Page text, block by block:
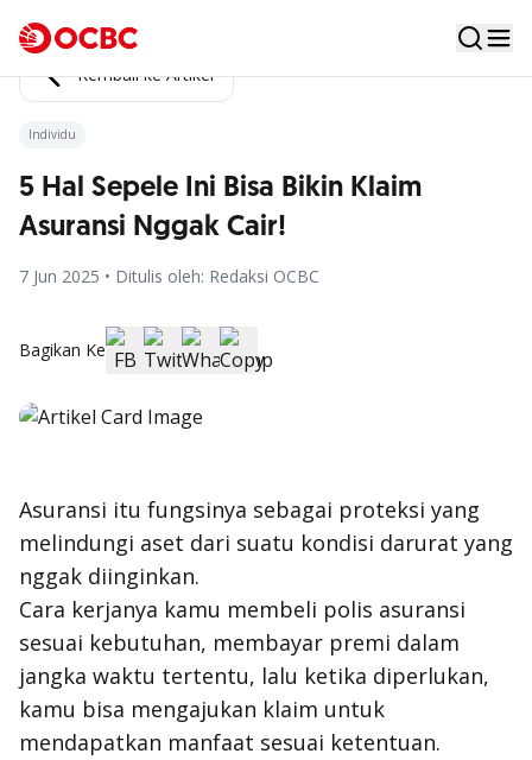
Kembali ke Artikel
Individu
5 Hal Sepele Ini Bisa Bikin Klaim
Asuransi Nggak Cair!
7 Jun 2025 • Ditulis oleh: Redaksi OCBC
Bagikan Ke
Asuransi itu fungsinya sebagai proteksi yang
melindungi aset dari suatu kondisi darurat yang
nggak diinginkan.
Cara kerjanya kamu membeli polis asuransi
sesuai kebutuhan, membayar premi dalam
jangka waktu tertentu, lalu ketika diperlukan,
kamu bisa mengajukan klaim untuk
mendapatkan manfaat sesuai ketentuan.